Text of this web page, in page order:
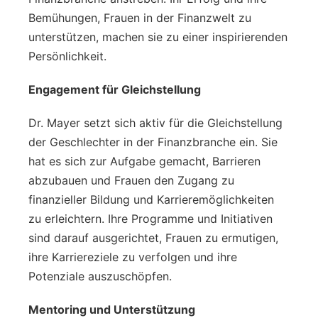
Bemühungen, Frauen in der Finanzwelt zu
unterstützen, machen sie zu einer inspirierenden
Persönlichkeit.
Engagement für Gleichstellung
Dr. Mayer setzt sich aktiv für die Gleichstellung
der Geschlechter in der Finanzbranche ein. Sie
hat es sich zur Aufgabe gemacht, Barrieren
abzubauen und Frauen den Zugang zu
finanzieller Bildung und Karrieremöglichkeiten
zu erleichtern. Ihre Programme und Initiativen
sind darauf ausgerichtet, Frauen zu ermutigen,
ihre Karriereziele zu verfolgen und ihre
Potenziale auszuschöpfen.
Mentoring und Unterstützung